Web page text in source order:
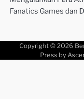
Fanatics Games dan
Copyright © 2026
Press by